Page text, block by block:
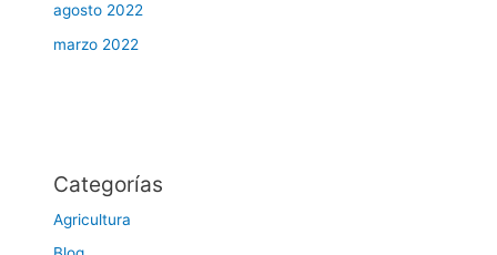
agosto 2022
marzo 2022
Categorías
Agricultura